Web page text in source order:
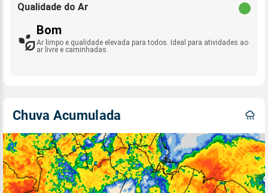
Qualidade do Ar
Bom
Ar limpo e qualidade elevada para todos. Ideal para atividades ao
ar livre e caminhadas.
Chuva Acumulada